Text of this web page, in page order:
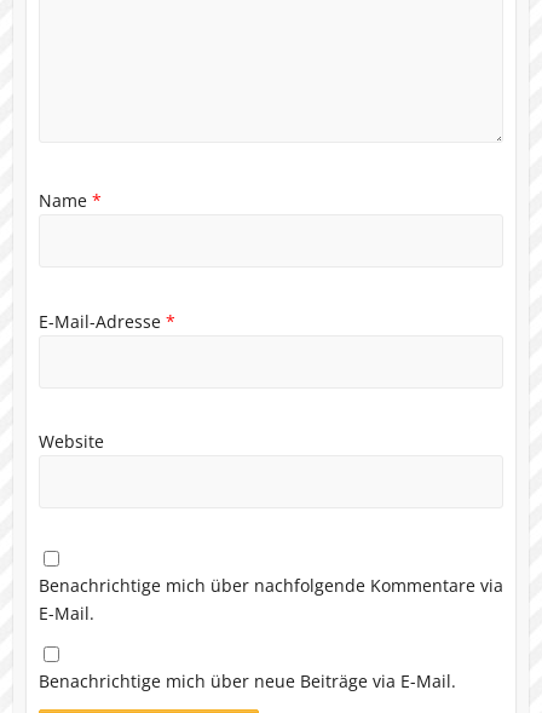
Name *
E-Mail-Adresse *
Website
Benachrichtige mich über nachfolgende Kommentare via
E-Mail.
Benachrichtige mich über neue Beiträge via E-Mail.